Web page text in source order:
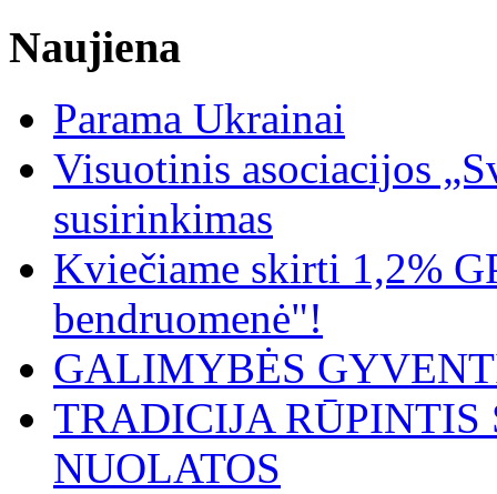
Naujiena
Parama Ukrainai
Visuotinis asociacijos
susirinkimas
Kviečiame skirti 1,2%
bendruomenė"!
GALIMYBĖS
TRADICIJA
NUOLATOS